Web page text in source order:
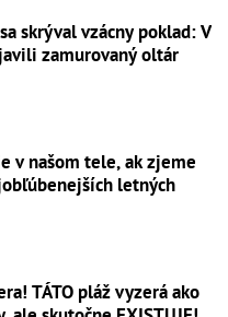
skrýval vzácny poklad: V
zamurovaný oltár
v našom tele, ak zjeme
letných
TÁTO pláž vyzerá ako